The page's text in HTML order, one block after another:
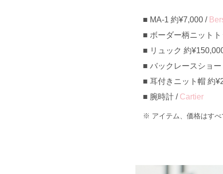
MA-1 約¥7,000 /
ボーダー柄ニット
リュック 約
バックレースショ
耳付きニット帽 約
腕時計 / Cartier
アイテム、価格はす